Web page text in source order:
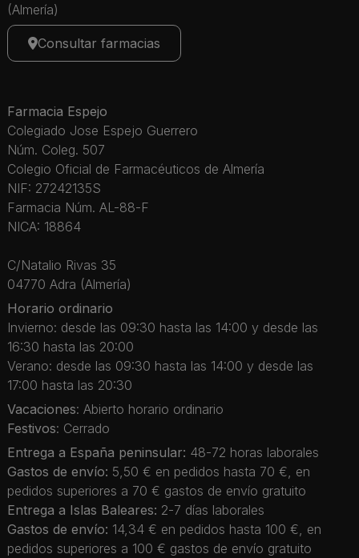
(Almería)
Consultar farmacias
Farmacia Espejo
Colegiado Jose Espejo Guerrero
Núm. Coleg. 507
Colegio Oficial de Farmacéuticos de Almería
NIF: 27242135S
Farmacia Núm. AL-88-F
NICA: 18864
C/Natalio Rivas 35
04770 Adra (Almería)
Horario ordinario
Invierno: desde las 09:30 hasta las 14:00 y desde las
16:30 hasta las 20:00
Verano: desde las 09:30 hasta las 14:00 y desde las
17:00 hasta las 20:30
Vacaciones: Abierto horario ordinario
Festivos: Cerrado
Entrega a España peninsular: 48-72 horas laborales
Gastos de envío: 5,50 € en pedidos hasta 70 €, en
pedidos superiores a 70 € gastos de envío gratuito
Entrega a Islas Baleares: 2-7 días laborales
Gastos de envío: 14,34 € en pedidos hasta 100 €, en
pedidos superiores a 100 € gastos de envío gratuito